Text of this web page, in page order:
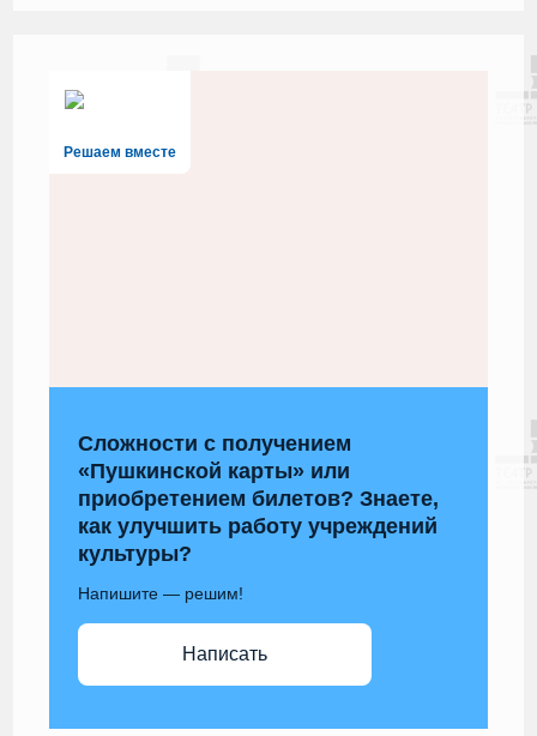
Решаем вместе
Сложности с получением
«Пушкинской карты» или
приобретением билетов? Знаете,
как улучшить работу учреждений
культуры?
Напишите — решим!
Написать